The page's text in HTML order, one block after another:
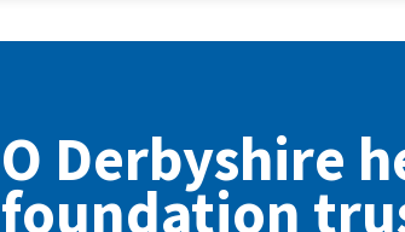
O Derbyshire
foundation